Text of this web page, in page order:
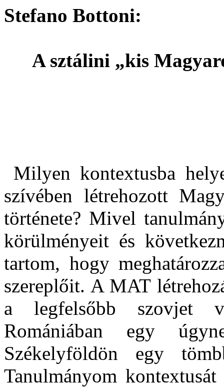
Stefano Bottoni:
A sztálini „kis
Milyen kontextusba
szívében létrehozott
története? Mivel
körülményeit és
tartom, hogy
szereplőit. A MAT
a legfelsőbb szovjet
Romániában egy
Székelyföldön egy
Tanulmányom